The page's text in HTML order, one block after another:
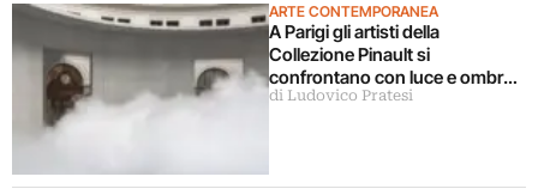
ARTE CONTEMPORANEA
A Parigi gli artisti della
Collezione Pinault si
confrontano con luce e ombra
in una grande mostra
di Ludovico Pratesi